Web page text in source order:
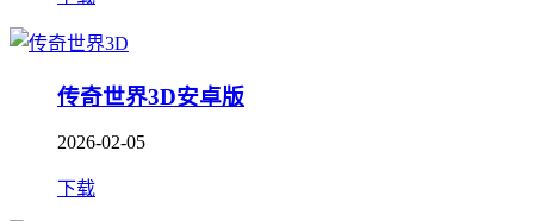
传奇世界3D安卓版
2026-02-05
下载